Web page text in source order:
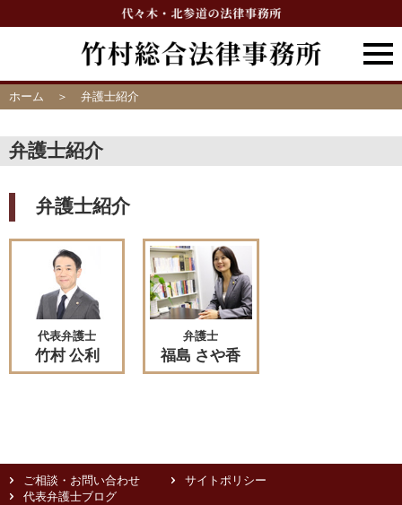
ホーム 弁護士紹介
弁護士紹介
弁護士紹介
代表弁護士
竹村 公利
弁護士
福島 さや香
ご相談・お問い合わせ
サイトポリシー
代表弁護士ブログ